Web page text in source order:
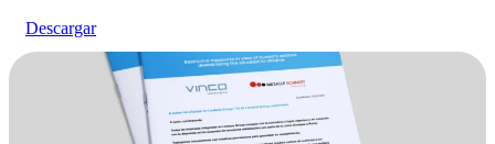
Descargar